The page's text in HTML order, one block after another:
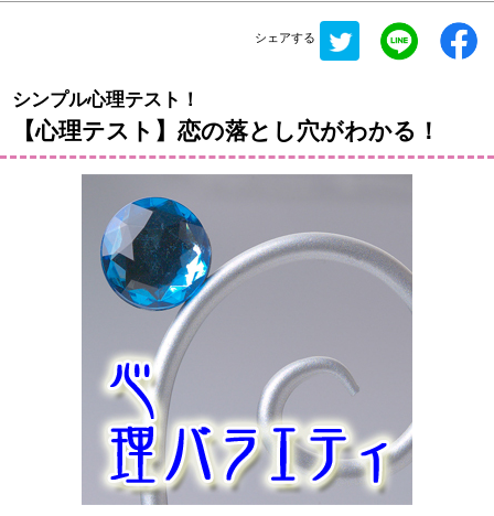
シェアする
シンプル心理テスト！
【心理テスト】恋の落とし穴がわかる！